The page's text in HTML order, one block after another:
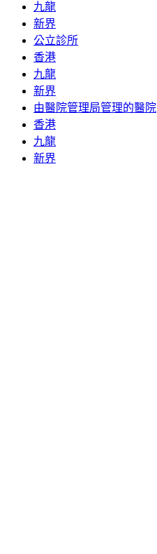
九龍
新界
公立診所
香港
九龍
新界
由醫院管理局管理的醫院
香港
九龍
新界